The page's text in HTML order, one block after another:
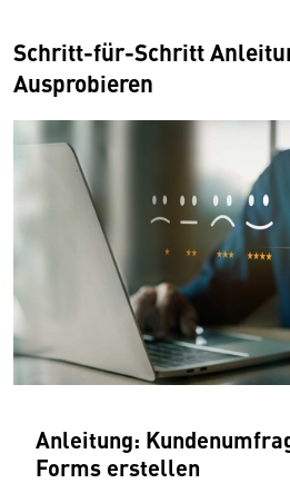
Schritt-für-Schritt
Ausprobieren
Anleitung:
Forms erstellen